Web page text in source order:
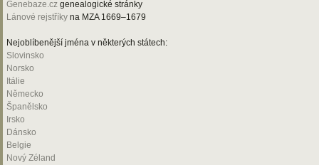
Genebaze.cz genealogické stránky
Lánové rejstříky na MZA 1669–1679
Nejoblíbenější jména v některých státech:
Slovinsko
Norsko
Itálie
Německo
Španělsko
Irsko
Dánsko
Belgie
Nový Zéland